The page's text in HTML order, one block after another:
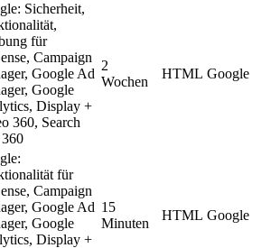
Sicherheit,
für
Campaign
Google Ad
Google
Display +
360, Search
2
Wochen
HTML Google
für
Campaign
Google Ad
Google
Display +
15
Minuten
HTML Google